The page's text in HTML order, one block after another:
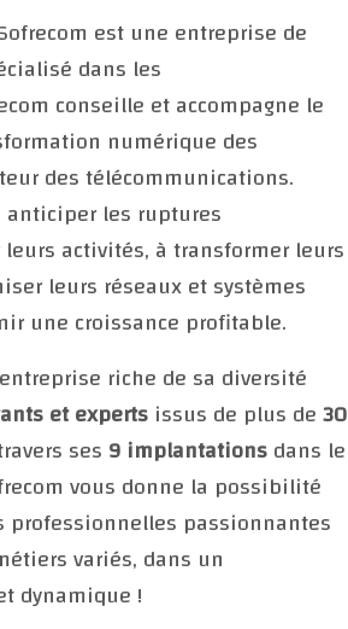
est une entreprise de
dans les
conseille et accompagne le
numérique des
des télécommunications.
les ruptures
activités, à transformer leurs
leurs réseaux et systèmes
une croissance profitable.
riche de sa diversité
et experts issus de plus de30
ses 9 implantationsdans le
vous donne la possibilité
passionnantes
variés, dans un
dynamique !